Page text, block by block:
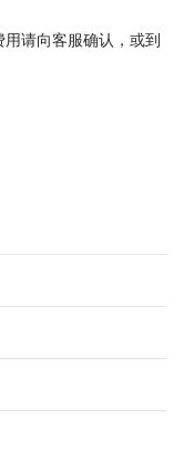
请向客服确认，或到